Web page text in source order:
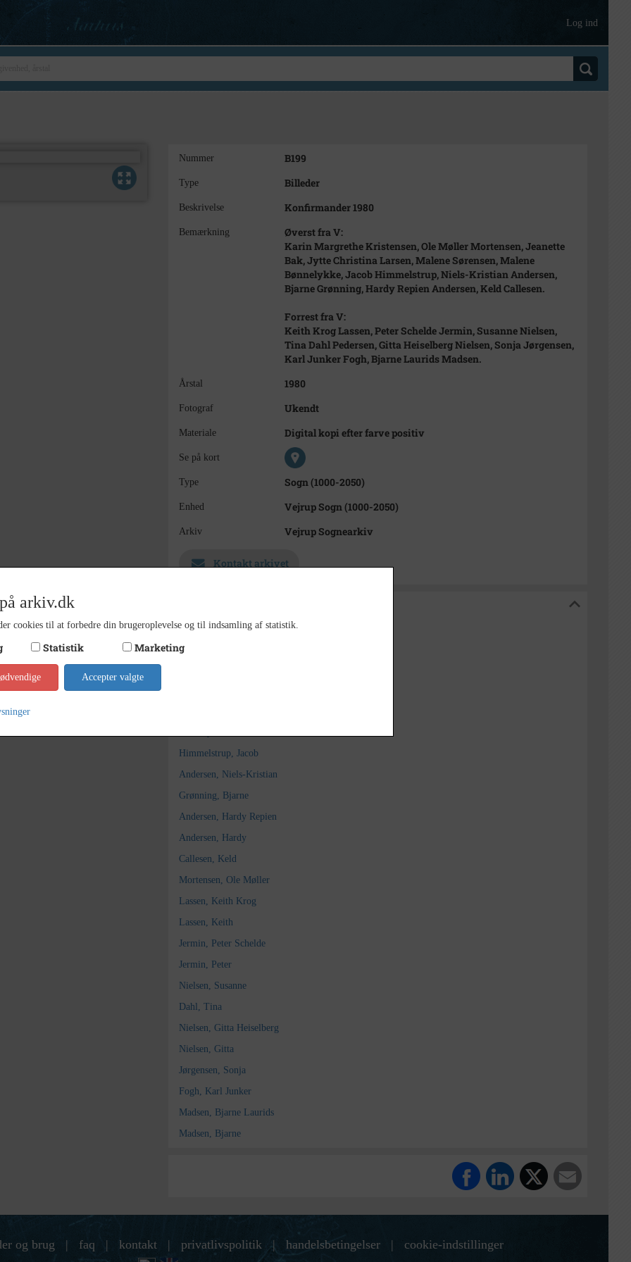
Log ind
Nummer B199
Type Billeder
Beskrivelse Konfirmander 1980
Bemærkning
Øverst fra V:
Karin Margrethe Kristensen, Ole Møller Mortensen, Jeanette
Bak, Jytte Christina Larsen, Malene Sørensen, Malene
Bønnelykke, Jacob Himmelstrup, Niels-Kristian Andersen,
Bjarne Grønning, Hardy Repien Andersen, Keld Callesen.
Forrest fra V:
Keith Krog Lassen, Peter Schelde Jermin, Susanne Nielsen,
Tina Dahl Pedersen, Gitta Heiselberg Nielsen, Sonja Jørgensen,
Karl Junker Fogh, Bjarne Laurids Madsen.
Årstal 1980
Fotograf Ukendt
Materiale Digital kopi efter farve positiv
Se på kort
Type Sogn (1000-2050)
Enhed Vejrup Sogn (1000-2050)
Arkiv Vejrup Sognearkiv
Kontakt arkivet
Kristensen, Karin Margrethe
Mortensen, Ole
Himmelstrup, Jacob
Andersen, Niels-Kristian
Grønning, Bjarne
Andersen, Hardy Repien
Andersen, Hardy
Callesen, Keld
Mortensen, Ole Møller
Lassen, Keith Krog
Lassen, Keith
Jermin, Peter Schelde
Jermin, Peter
Nielsen, Susanne
Dahl, Tina
Nielsen, Gitta Heiselberg
Nielsen, Gitta
Jørgensen, Sonja
Fogh, Karl Junker
Madsen, Bjarne Laurids
Madsen, Bjarne
og brug | faq | kontakt | privatlivspolitik | handelsbetingelser | cookie-indstillinger
arkiv.dk
cookies til at forbedre din brugeroplevelse og til indsamling af statistik.
Statistik Marketing
Accepter valgte